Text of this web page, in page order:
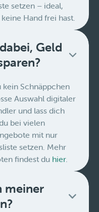
setzen – ideal,
Hand frei hast.
Geld
kein Schnäppchen
Auswahl digitaler
und lass dich
bei vielen
mit nur
setzen. Mehr
findest du hier.
meiner